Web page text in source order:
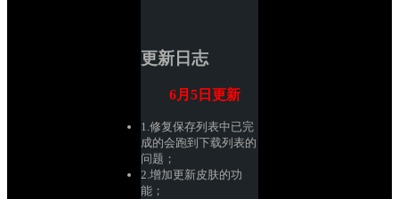
更新日志
6月5日更新
1.修复保存列表中已完
成的会跑到下载列表的
问题；
2.增加更新皮肤的功
能；